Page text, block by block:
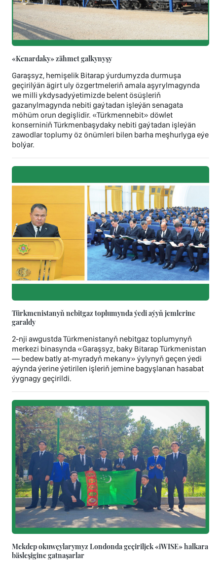
«Kenardaky» zähmet galkynyşy
Garaşsyz, hemişelik Bitarap ýurdumyzda durmuşa
geçirilýän ägirt uly özgertmeleriň amala aşyrylmagynda
we milli ykdysadyýetimizde belent ösüşleriň
gazanylmagynda nebiti gaýtadan işleýän senagata
möhüm orun degişlidir. «Türkmennebit» döwlet
konserniniň Türkmenbaşydaky nebiti gaýtadan işleýän
zawodlar toplumy öz önümleri bilen barha meşhurlyga eýe
bolýar.
Türkmenistanyň nebitgaz toplumynda ýedi aýyň jemlerine
garaldy
2-nji awgustda Türkmenistanyň nebitgaz toplumynyň
merkezi binasynda «Garaşsyz, baky Bitarap Türkmenistan
— bedew batly at-myradyň mekany» ýylynyň geçen ýedi
aýynda ýerine ýetirilen işleriň jemine bagyşlanan hasabat
ýygnagy geçirildi.
Mekdep okuwçylarymyz Londonda geçiriljek «iWISE» halkara
bäsleşigine gatnaşarlar